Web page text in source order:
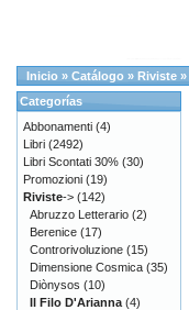
Inicio » Catálogo » Riviste »
Categorías
Abbonamenti (4)
Libri (2492)
Libri Scontati 30% (30)
Promozioni (19)
Riviste-> (142)
Abruzzo Letterario (2)
Berenice (17)
Controrivoluzione (15)
Dimensione Cosmica (35)
Diònysos (10)
Il Filo D'Arianna (4)